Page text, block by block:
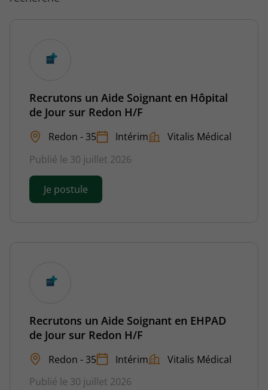
Recrutons un Aide Soignant en Hôpital
de Jour sur Redon H/F
Redon - 35 Intérim
Vitalis Médical
Publié le 30 juillet 2026
Je postule
Recrutons un Aide Soignant en EHPAD
de Jour sur Redon H/F
Redon - 35 Intérim
Vitalis Médical
Publié le 30 juillet 2026